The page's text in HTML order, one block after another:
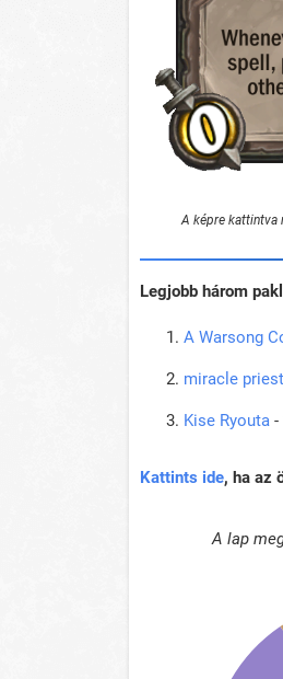
A képre kattintva
Legjobb három
A Warsong
miracle priest
Kise Ryouta -
Kattints ide, ha az
A lap